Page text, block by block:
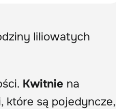
liliowatych
Kwitnie na
które są pojedyncze,